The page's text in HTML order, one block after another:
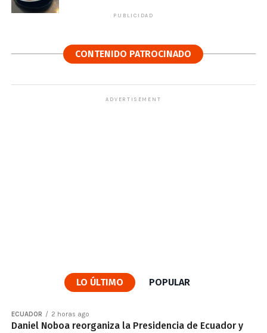
PUBLICIDAD
CONTENIDO PATROCINADO
ADVERTISEMENT
LO ÚLTIMO POPULAR
ECUADOR 2 horas ago
Daniel Noboa reorganiza la Presidencia de Ecuador y